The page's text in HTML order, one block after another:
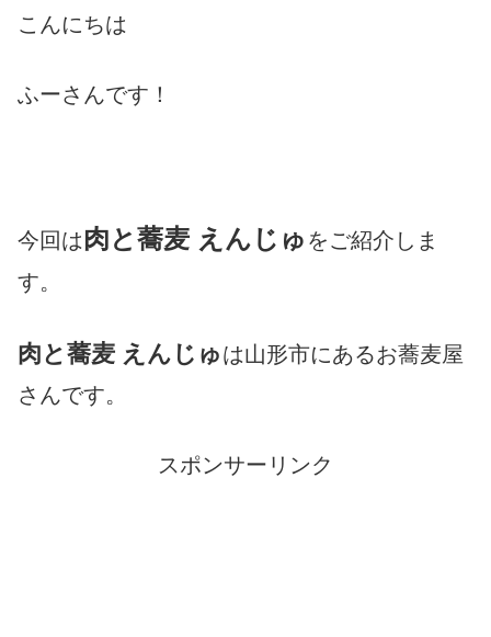
こんにちは
ふーさんです！
今回は肉と蕎麦 えんじゅ をご紹介しま
す。
肉と蕎麦 えんじゅは山形市にあるお蕎麦屋
さんです。
スポンサーリンク